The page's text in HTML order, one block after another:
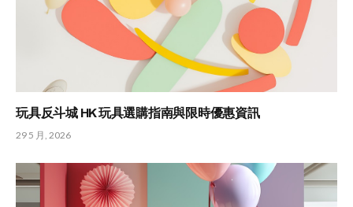
玩具反斗城 HK 玩具選購指南與限時優惠資訊
29 5 月, 2026